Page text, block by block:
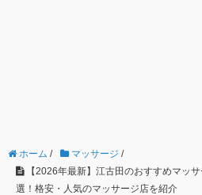
ホーム / マッサージ /
【2026年最新】江古田のおすすめマッ
選！格安・人気のマッサージ店を紹介